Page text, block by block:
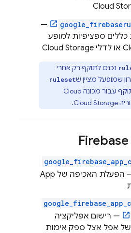
Cloud
—
ספציפיות למופע
או לדלי Cloud Storage
נכנס לתוקף רק אחרי
שמופעל מציין שruleset
עבור מכונה Cloud
Cloud Storage
.
– הפעלת האכיפה של App
— רישום אפליקציה
אפל אצל ספק אימות